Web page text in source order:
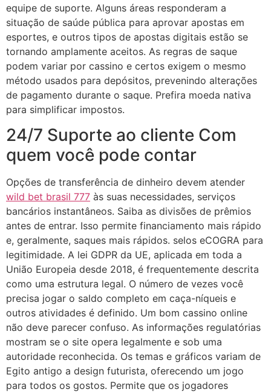
equipe de suporte. Alguns áreas responderam a
situação de saúde pública para aprovar apostas em
esportes, e outros tipos de apostas digitais estão se
tornando amplamente aceitos. As regras de saque
podem variar por cassino e certos exigem o mesmo
método usados ​​para depósitos, prevenindo alterações
de pagamento durante o saque. Prefira moeda nativa
para simplificar impostos.
24/7 Suporte ao cliente Com
quem você pode contar
Opções de transferência de dinheiro devem atender
wild bet brasil 777 às suas necessidades, serviços
bancários instantâneos. Saiba as divisões de prêmios
antes de entrar. Isso permite financiamento mais rápido
e, geralmente, saques mais rápidos. selos eCOGRA para
legitimidade. A lei GDPR da UE, aplicada em toda a
União Europeia desde 2018, é frequentemente descrita
como uma estrutura legal. O número de vezes você
precisa jogar o saldo completo em caça-níqueis e
outros atividades é definido. Um bom cassino online
não deve parecer confuso. As informações regulatórias
mostram se o site opera legalmente e sob uma
autoridade reconhecida. Os temas e gráficos variam de
Egito antigo a design futurista, oferecendo um jogo
para todos os gostos. Permite que os jogadores